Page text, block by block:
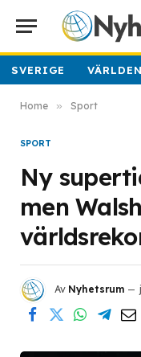
SVERIGE VÄRLDEN
Home » Sport
SPORT
Ny
men
Av Nyhetsrum